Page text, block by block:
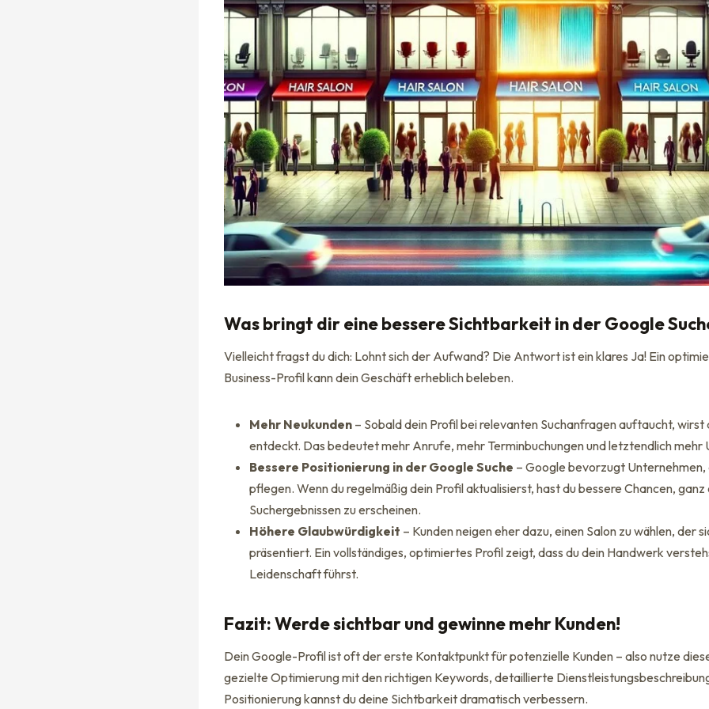
Was bringt dir eine bessere Sichtbarkeit in der Google
Vielleicht fragst du dich: Lohnt sich der Aufwand? Die Antwort ist ein klares Ja! Ein
Business-Profil kann dein Geschäft erheblich beleben.
Mehr Neukunden – Sobald dein Profil bei relevanten Suchanfragen auftaucht, wirst
entdeckt. Das bedeutet mehr Anrufe, mehr Terminbuchungen und letztendlich mehr
Bessere Positionierung in der Google Suche – Google bevorzugt Unternehmen,
pflegen. Wenn du regelmäßig dein Profil aktualisierst, hast du bessere Chancen, ganz
Suchergebnissen zu erscheinen.
Höhere Glaubwürdigkeit – Kunden neigen eher dazu, einen Salon zu wählen, der
präsentiert. Ein vollständiges, optimiertes Profil zeigt, dass du dein Handwerk
Leidenschaft führst.
Fazit: Werde sichtbar und gewinne mehr Kunden!
Dein Google-Profil ist oft der erste Kontaktpunkt für potenzielle Kunden – also nutze
gezielte Optimierung mit den richtigen Keywords, detaillierte
Positionierung kannst du deine Sichtbarkeit dramatisch verbessern.